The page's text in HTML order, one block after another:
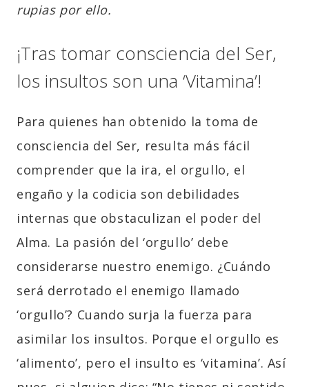
rupias por ello.
¡Tras tomar consciencia del Ser,
los insultos son una ‘Vitamina’!
Para quienes han obtenido la toma de
consciencia del Ser, resulta más fácil
comprender que la ira, el orgullo, el
engaño y la codicia son debilidades
internas que obstaculizan el poder del
Alma. La pasión del ‘orgullo’ debe
considerarse nuestro enemigo. ¿Cuándo
será derrotado el enemigo llamado
‘orgullo’? Cuando surja la fuerza para
asimilar los insultos. Porque el orgullo es
‘alimento’, pero el insulto es ‘vitamina’. Así